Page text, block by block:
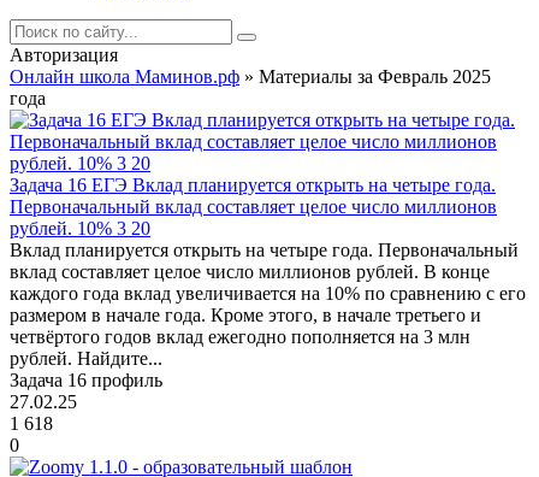
Авторизация
Онлайн школа Маминов.рф » Материалы за Февраль 2025
года
Задача 16 ЕГЭ Вклад планируется открыть на четыре года.
Первоначальный вклад составляет целое число миллионов
рублей. 10% 3 20
Вклад планируется открыть на четыре года. Первоначальный
вклад составляет целое число миллионов рублей. В конце
каждого года вклад увеличивается на 10% по сравнению с его
размером в начале года. Кроме этого, в начале третьего и
четвёртого годов вклад ежегодно пополняется на 3 млн
рублей. Найдите...
Задача 16 профиль
27.02.25
1 618
0